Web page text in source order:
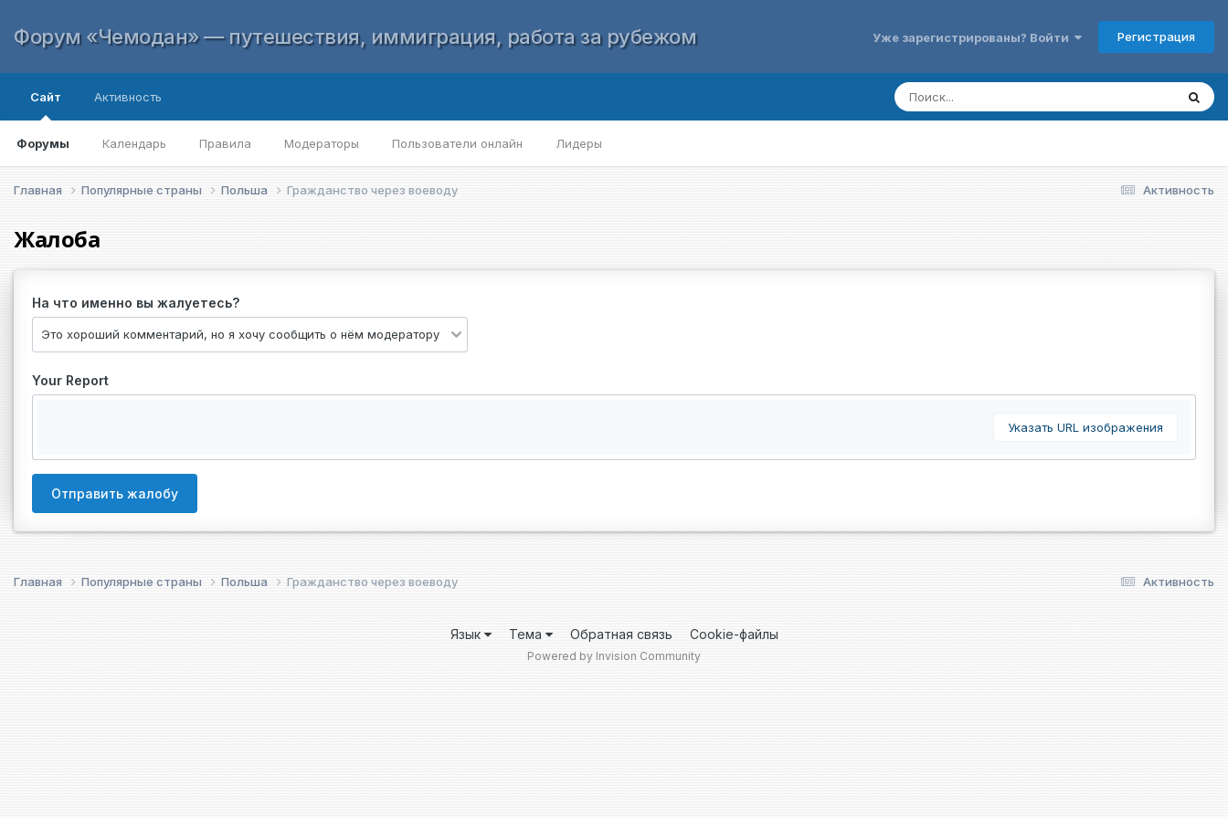
Форум «Чемодан» — путешествия, иммиграция, работа за рубежом Уже зарегистрированы? Войти Регистрация
Сайт
Форумы Календарь Правила Модераторы Пользователи онлайн Лидеры
Активность
Активность
Главная Популярные страны Польша Гражданство через воеводу
Жалоба
На что именно вы жалуетесь?
Your Report
Указать URL изображения
Отправить жалобу
Активность
Главная Популярные страны Польша Гражданство через воеводу
Язык Тема Обратная связь Cookie-файлы
Powered by Invision Community